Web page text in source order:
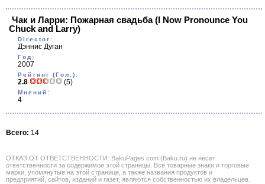
Чак и Ларри: Пожарная свадьба(I Now Pronounce You
Chuck and Larry)
Director:
Дэннис Дуган
Год:
2007
Рейтинг (Гол.):
2.8 (5)
Мнений:
4
Всего: 14
ОТКАЗ ОТ ОТВЕТСТВЕННОСТИ: BakuPages.com (Baku.ru) не несет
ответственности за содержимое этой страницы. Все товарные знаки и торговые
марки, упомянутые на этой странице, а также названия продуктов и
предприятий, сайтов, изданий и газет, являются собственностью их владельцев.